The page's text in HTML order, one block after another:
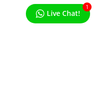
Live Chat!
1